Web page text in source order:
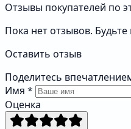
Отзывы покупателей по
Пока нет отзывов.
Оставить отзыв
Поделитесь
Имя *
Оценка